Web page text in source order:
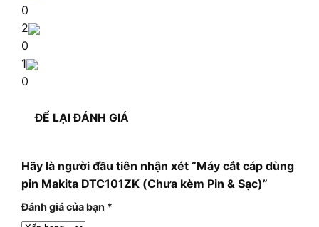
0
2
0
1
0
ĐỂ LẠI ĐÁNH GIÁ
Hãy là người đầu tiên nhận xét “Máy cắt cáp dùng
pin Makita DTC101ZK (Chưa kèm Pin & Sạc)”
Đánh giá của bạn *